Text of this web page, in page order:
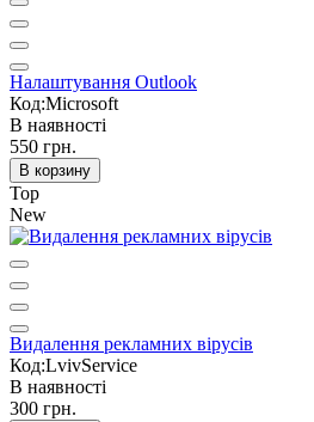
Налаштування Outlook
Код:Microsoft
В наявності
550 грн.
В корзину
Top
New
Видалення рекламних вірусів
Код:LvivService
В наявності
300 грн.